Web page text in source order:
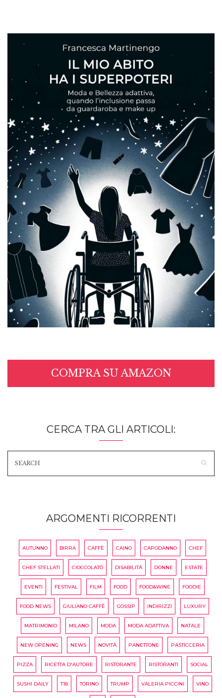
COMPRA SU AMAZON
CERCA TRA GLI ARTICOLI:
ARGOMENTI RICORRENTI
AUTUNNO BIRRA CAFFÈ CAINO CAPODANNO CHEF
CHEF STELLATI CIOCCOLATÒ DISABILITÀ DONNE ESTATE
EVENTI FESTIVAL FILM FOOD FOOD&WINE FOODIE
FOOD NEWS GIULIANO CAFFÈ GOSSIP INDIRIZZI LUXURY
MATRIMONIO MILANO MODA MODA ADATTIVA NATALE
NEW OPENING NEWS NOVITÀ PANETTONE PASTICCERIA
PIZZA RICETTA D'AUTORE RISTORANTE RISTORANTI SOCIAL
SUSHI DAILY T18 TORINO TRUMP VALERIA PICCINI VINO